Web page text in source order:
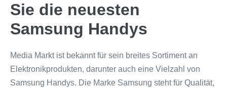
Sie die neuesten
Samsung Handys
Media Markt ist bekannt für sein breites Sortiment an
Elektronikprodukten, darunter auch eine Vielzahl von
Samsung Handys. Die Marke Samsung steht für Qualität,